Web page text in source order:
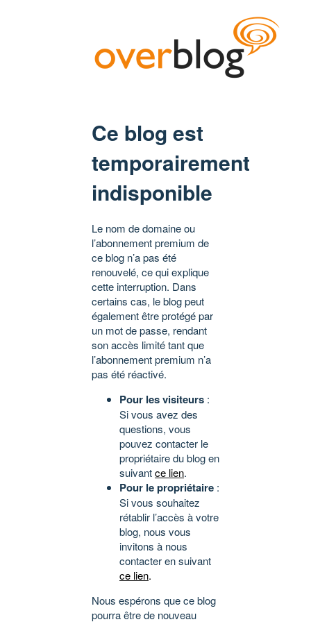
Ce blog est
temporairement
indisponible
Le nom de domaine ou
l’abonnement premium de
ce blog n’a pas été
renouvelé, ce qui explique
cette interruption. Dans
certains cas, le blog peut
également être protégé par
un mot de passe, rendant
son accès limité tant que
l’abonnement premium n’a
pas été réactivé.
Pour les visiteurs :
Si vous avez des
questions, vous
pouvez contacter le
propriétaire du blog en
suivantce lien.
Pour le propriétaire :
Si vous souhaitez
rétablir l’accès à votre
blog, nous vous
invitons à nous
contacter en suivant
ce lien.
Nous espérons que ce blog
pourra être de nouveau